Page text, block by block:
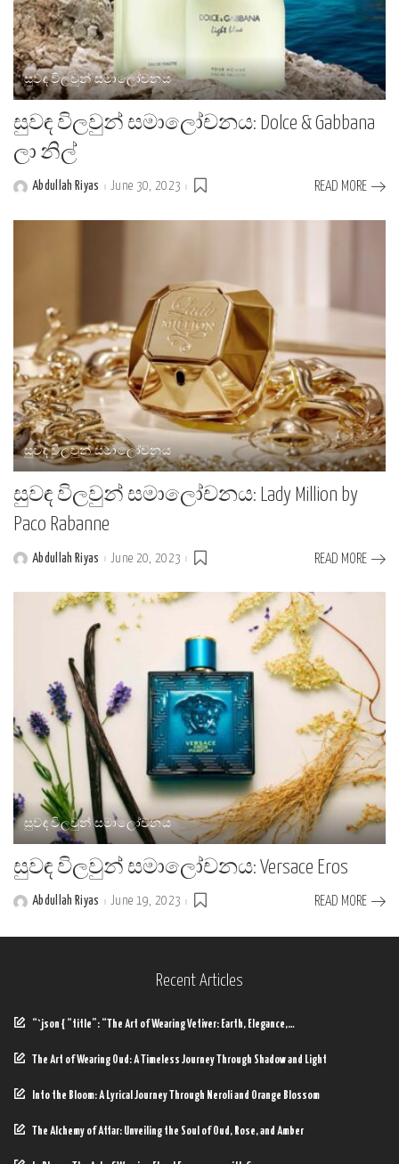
සුවඳ විලවුන් සමාලෝචනය
සුවඳ විලවුන් සමාලෝචනය: Dolce & Gabbana
ලා නිල්
PostedAbdullah Riyas June 30, 2023 READ MORE
සුවඳ විලවුන් සමාලෝචනය
සුවඳ විලවුන් සමාලෝචනය: Lady Million by
Paco Rabanne
PostedAbdullah Riyas June 20, 2023 READ MORE
සුවඳ විලවුන් සමාලෝචනය
සුවඳ විලවුන් සමාලෝචනය: Versace Eros
PostedAbdullah Riyas June 19, 2023 READ MORE
Recent Articles
“`json { “title”: “The Art of Wearing Vetiver: Earth, Elegance,…
The Art of Wearing Oud: A Timeless Journey Through Shadow and Light
Into the Bloom: A Lyrical Journey Through Neroli and Orange Blossom
The Alchemy of Attar: Unveiling the Soul of Oud, Rose, and Amber